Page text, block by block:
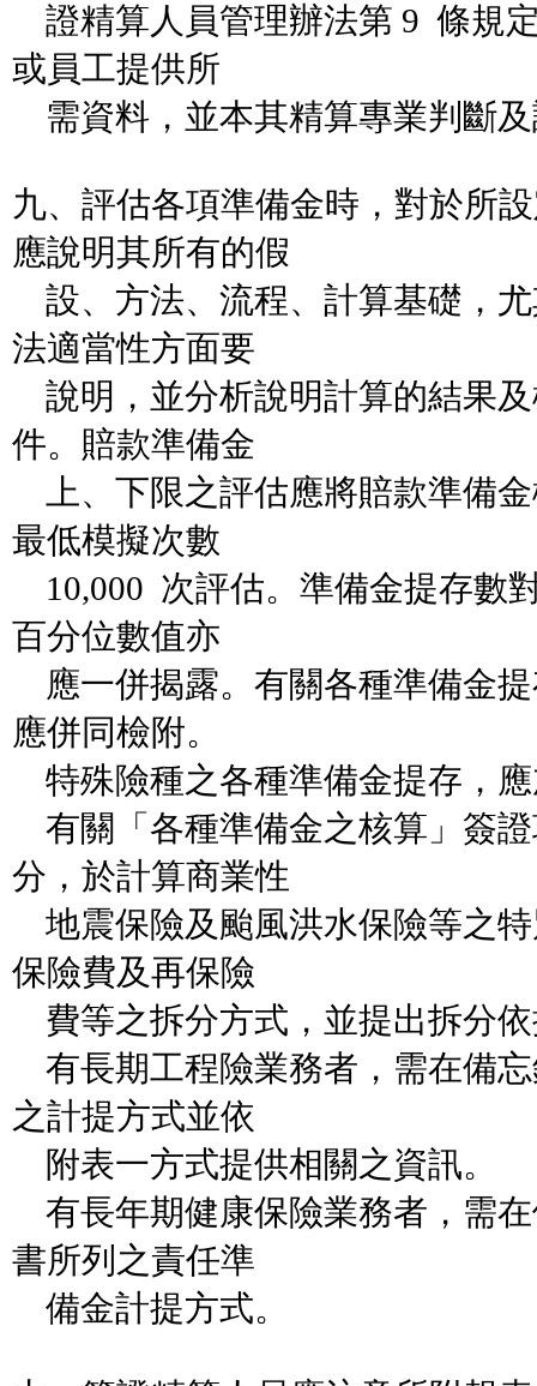
證精算人員管理辦法第 9 條規
或員工提供所
需資料，並本其精算專業判斷
九、評估各項準備金時，對於所
應說明其所有的假
設、方法、流程、計算基礎，
法適當性方面要
說明，並分析說明計算的結果
件。賠款準備金
上、下限之評估應將賠款準備
最低模擬次數
10,000 次評估。準備金提存數
百分位數值亦
應一併揭露。有關各種準備金
應併同檢附。
特殊險種之各種準備金提存，
有關「各種準備金之核算」簽
分，於計算商業性
地震保險及颱風洪水保險等之
保險費及再保險
費等之拆分方式，並提出拆分
有長期工程險業務者，需在備
之計提方式並依
附表一方式提供相關之資訊。
有長年期健康保險業務者，需
書所列之責任準
備金計提方式。